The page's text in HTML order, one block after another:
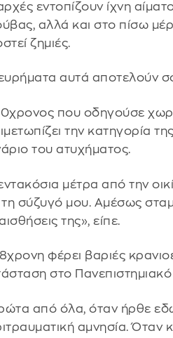
εντοπίζουν ίχνη
αλλά και στο πίσω
ζημιές.
αυτά αποτελούν
που οδηγούσε
την κατηγορία
του ατυχήματος.
μέτρα από την
τη σύζυγό μου. Αμέσως
της», είπε.
φέρει βαριές
στο
από όλα, όταν ήρθε εδώ,
αμνησία. Όταν